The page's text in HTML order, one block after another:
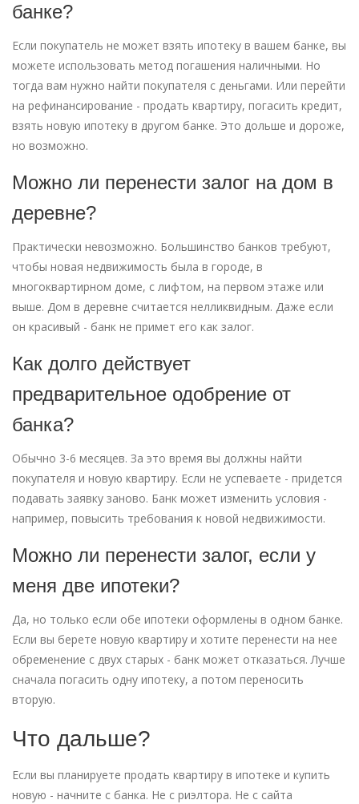
банке?
Если покупатель не может взять ипотеку в вашем банке, вы
можете использовать метод погашения наличными. Но
тогда вам нужно найти покупателя с деньгами. Или перейти
на рефинансирование - продать квартиру, погасить кредит,
взять новую ипотеку в другом банке. Это дольше и дороже,
но возможно.
Можно ли перенести залог на дом в
деревне?
Практически невозможно. Большинство банков требуют,
чтобы новая недвижимость была в городе, в
многоквартирном доме, с лифтом, на первом этаже или
выше. Дом в деревне считается нелликвидным. Даже если
он красивый - банк не примет его как залог.
Как долго действует
предварительное одобрение от
банка?
Обычно 3-6 месяцев. За это время вы должны найти
покупателя и новую квартиру. Если не успеваете - придется
подавать заявку заново. Банк может изменить условия -
например, повысить требования к новой недвижимости.
Можно ли перенести залог, если у
меня две ипотеки?
Да, но только если обе ипотеки оформлены в одном банке.
Если вы берете новую квартиру и хотите перенести на нее
обременение с двух старых - банк может отказаться. Лучше
сначала погасить одну ипотеку, а потом переносить
вторую.
Что дальше?
Если вы планируете продать квартиру в ипотеке и купить
новую - начните с банка. Не с риэлтора. Не с сайта